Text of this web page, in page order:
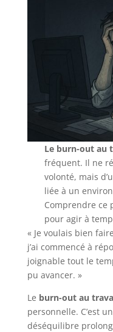
Le burn-out au
fréquent. Il ne
volonté, mais
liée à un
Comprendre ce
pour agir à
« Je voulais bien
j’ai commencé à
joignable tout le
pu avancer. »
Le burn-out au
personnelle. C’est
déséquilibre